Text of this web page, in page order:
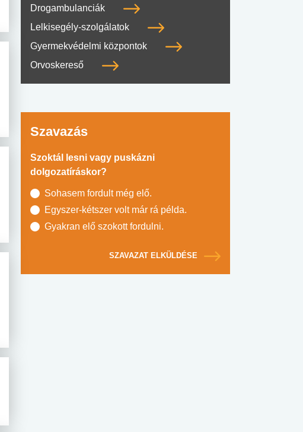
Drogambulanciák
Lelkisegély-szolgálatok
Gyermekvédelmi központok
Orvoskereső
Szavazás
Szoktál lesni vagy puskázni
dolgozatíráskor?
Sohasem fordult még elő.
Egyszer-kétszer volt már rá példa.
Gyakran elő szokott fordulni.
SZAVAZAT ELKÜLDÉSE